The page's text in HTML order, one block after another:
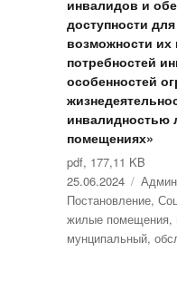
инвалидов и
доступности
возможности их
потребностей
особенностей
инвалидностью
помещениях»
pdf, 177,11 KB
Опубликовано
25.06.2024
Постановление,
жилые помещения,
мунципальный,